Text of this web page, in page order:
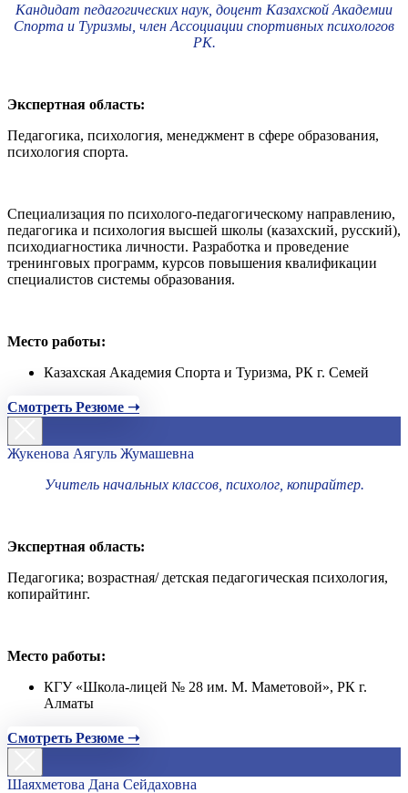
Кандидат педагогических наук, доцент Казахской Академии
Спорта и Туризмы, член Ассоциации спортивных психологов
РК.
Экспертная область:
Педагогика, психология, менеджмент в сфере образования,
психология спорта.
Специализация по психолого-педагогическому направлению,
педагогика и психология высшей школы (казахский, русский),
психодиагностика личности. Разработка и проведение
тренинговых программ, курсов повышения квалификации
специалистов системы образования.
Место работы:
Казахская Академия Спорта и Туризма, РК г. Семей
Смотреть Резюме ➝
Жукенова Аягуль Жумашевна
Учитель начальных классов, психолог, копирайтер.
Экспертная область:
Педагогика; возрастная/ детская педагогическая психология,
копирайтинг.
Место работы:
КГУ «Школа-лицей № 28 им. М. Маметовой», РК г.
Алматы
Смотреть Резюме ➝
Шаяхметова Дана Сейдаховна